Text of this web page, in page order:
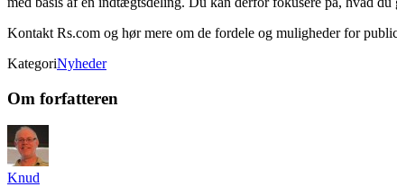
Kontakt Rs.com og hør mere om de fordele og muligheder for
KategoriNyheder
Om forfatteren
Knud